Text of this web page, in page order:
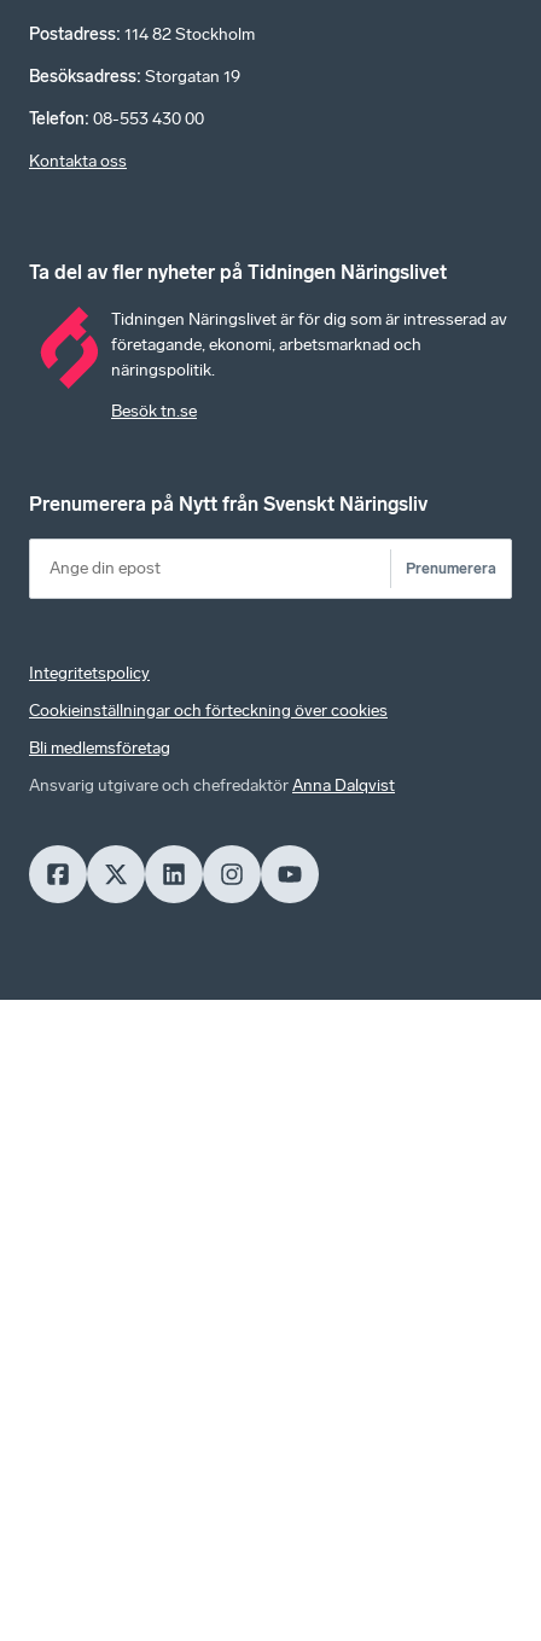
Postadress: 114 82 Stockholm
Besöksadress: Storgatan 19
Telefon: 08-553 430 00
Kontakta oss
Ta del av fler nyheter på Tidningen Näringslivet
Tidningen Näringslivet är för dig som är intresserad av
företagande, ekonomi, arbetsmarknad och
näringspolitik.
Besök tn.se
Prenumerera på Nytt från Svenskt Näringsliv
Prenumerera
Integritetspolicy
Cookieinställningar och förteckning över cookies
Bli medlemsföretag
Ansvarig utgivare och chefredaktörAnna Dalqvist